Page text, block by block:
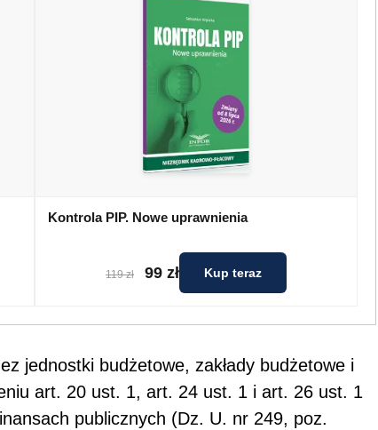
Kontrola PIP. Nowe uprawnienia
119 zł 99 zł Kup teraz
jednostki budżetowe, zakłady budżetowe i
art. 20 ust. 1, art. 24 ust. 1 i art. 26 ust. 1
publicznych (Dz. U. nr 249, poz.